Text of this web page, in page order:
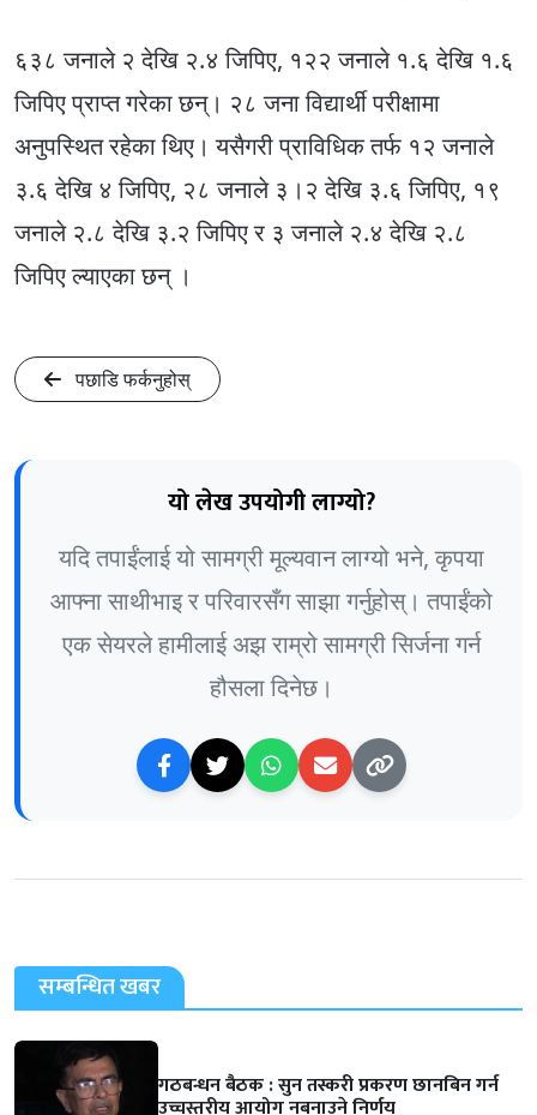
६३८ जनाले २ देखि २.४ जिपिए, १२२ जनाले १.६ देखि १.६
जिपिए प्राप्त गरेका छन्। २८ जना विद्यार्थी परीक्षामा
अनुपस्थित रहेका थिए। यसैगरी प्राविधिक तर्फ १२ जनाले
३.६ देखि ४ जिपिए, २८ जनाले ३।२ देखि ३.६ जिपिए, १९
जनाले २.८ देखि ३.२ जिपिए र ३ जनाले २.४ देखि २.८
जिपिए ल्याएका छन् ।
पछाडि फर्कनुहोस्
यो लेख उपयोगी लाग्यो?
यदि तपाईंलाई यो सामग्री मूल्यवान लाग्यो भने, कृपया
आफ्ना साथीभाइ र परिवारसँग साझा गर्नुहोस्। तपाईंको
एक सेयरले हामीलाई अझ राम्रो सामग्री सिर्जना गर्न
हौसला दिनेछ।
सम्बन्धित खबर
गठबन्धन बैठक : सुन तस्करी प्रकरण छानबिन गर्न
उच्चस्तरीय आयोग नबनाउने निर्णय